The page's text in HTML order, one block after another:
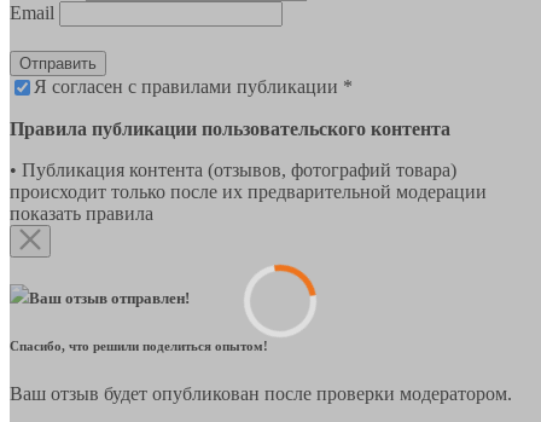
Email
Отправить
Я согласен с правилами публикации *
Правила публикации пользовательского контента
• Публикация контента (отзывов, фотографий товара)
происходит только после их предварительной модерации
показать правила
Ваш отзыв отправлен!
Спасибо, что решили поделиться опытом!
Ваш отзыв будет опубликован после проверки модератором.